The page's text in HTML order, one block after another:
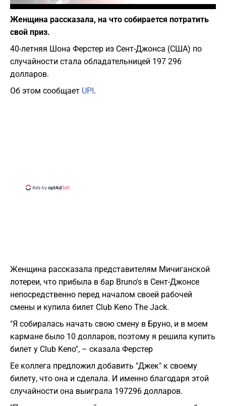
Женщина рассказала, на что собирается потратить
свой приз.
40-летняя Шона Ферстер из Сент-Джонса (США) по
случайности стала обладательницей 197 296
долларов.
Об этом сообщает UPI .
Женщина рассказала представителям Мичиганской
лотереи, что прибыла в бар Bruno's в Сент-Джонсе
непосредственно перед началом своей рабочей
смены и купила билет Club Keno The Jack.
"Я собиралась начать свою смену в Бруно, и в моем
кармане было 10 долларов, поэтому я решила купить
билет у Club Keno", – сказала Ферстер
Ее коллега предложил добавить "Джек" к своему
билету, что она и сделала. И именно благодаря этой
случайности она выиграла 197296 долларов.